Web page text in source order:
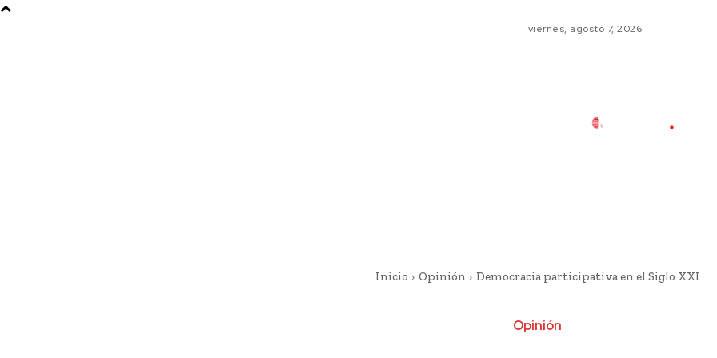
viernes, agosto 7, 2026
Inicio Opinión Democracia participativa en el Siglo XXI
Opinión